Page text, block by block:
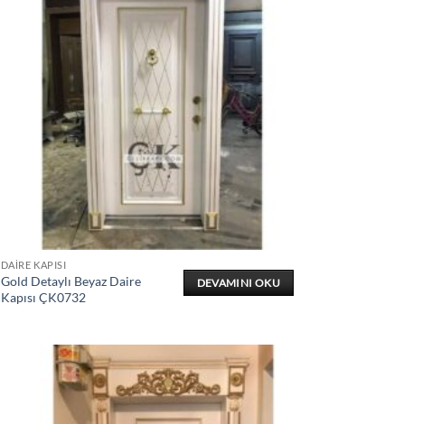
DAIRE KAPISI
Gold Detaylı Beyaz Daire
Kapısı ÇK0732
DEVAMINI OKU